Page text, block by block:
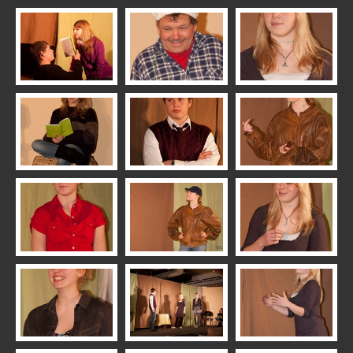
2023 Feuerwehr 112
2023 Kaktusblüten: Honolulu
2022 RFV Vereinsfest
2022 Dorfflohmarkt
2021 Advent
2020 Lichterfahrt
2020 Advent
2020 Laternen
2020 Kaktusblüten: Ein genialer Plan
2019 Weihnachtsmarkt
2019 TSV Vereinsfest